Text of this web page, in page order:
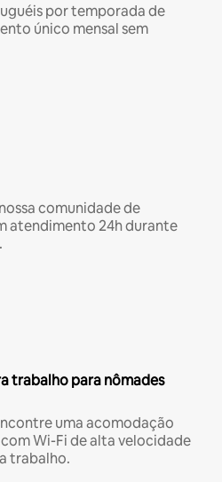
por temporada de
único mensal sem
comunidade de
atendimento 24h durante
trabalho para nômades
uma acomodação
Wi-Fi de alta velocidade
trabalho.